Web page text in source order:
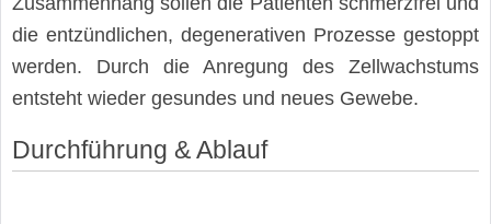
die entzündlichen, degenerativen Prozesse gestoppt
werden. Durch die Anregung des Zellwachstums
entsteht wieder gesundes und neues Gewebe.
Durchführung & Ablauf